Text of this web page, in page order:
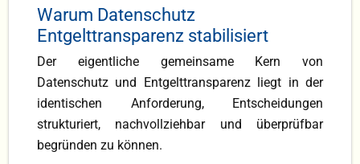
Warum Datenschutz
Entgelttransparenz stabilisiert
Der eigentliche gemeinsame Kern von
Datenschutz und Entgelttransparenz liegt in der
identischen Anforderung, Entscheidungen
strukturiert, nachvollziehbar und überprüfbar
begründen zu können.